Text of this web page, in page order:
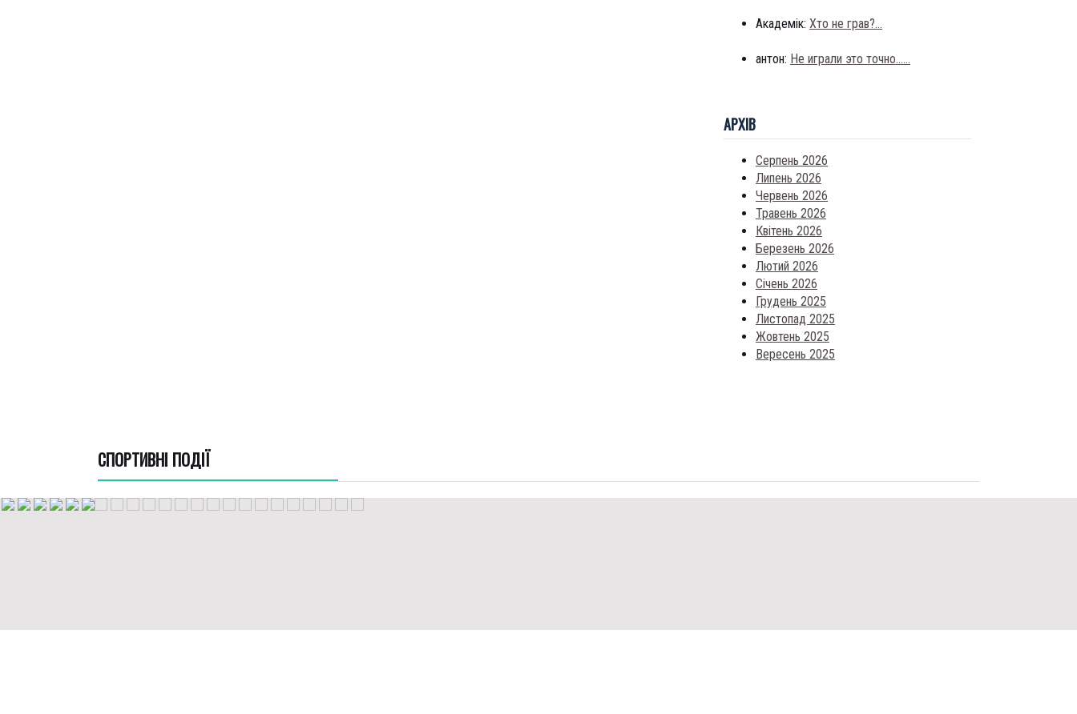
Академік: Хто не грав?...
антон: Не играли это точно......
АРХIВ
Серпень 2026
Липень 2026
Червень 2026
Травень 2026
Квітень 2026
Березень 2026
Лютий 2026
Січень 2026
Грудень 2025
Листопад 2025
Жовтень 2025
Вересень 2025
СПОРТИВНI ПОДІЇ